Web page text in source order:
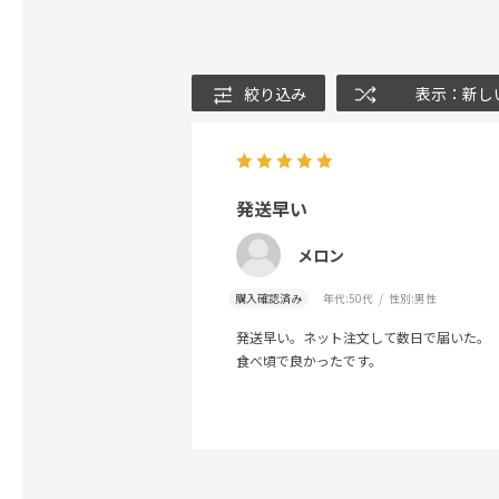
絞り込み 表示：新し
発送早い
メロン
購入確認済み 年代:50代 性別:男性
発送早い。ネット注文して数日で届いた。
食べ頃で良かったです。